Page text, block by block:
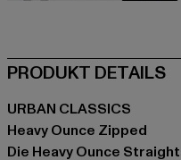
PRODUKT DETAILS
URBAN CLASSICS
Heavy Ounce Zipped
Die Heavy Ounce